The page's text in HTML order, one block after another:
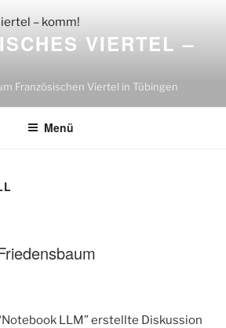
VIERTEL –
Französischen Viertel in Tübingen
Menü
LLM” erstellte Diskussion